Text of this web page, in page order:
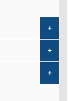
+
+
+